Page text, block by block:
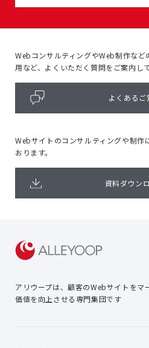
WebコンサルティングやWeb制作など
用など、よくいただく質問をご案内し
よくあるご
Webサイトのコンサルティングや制作
おります。
資料ダウン
アリウープは、顧客のWebサイトをマ
価値を向上させる専門集団です